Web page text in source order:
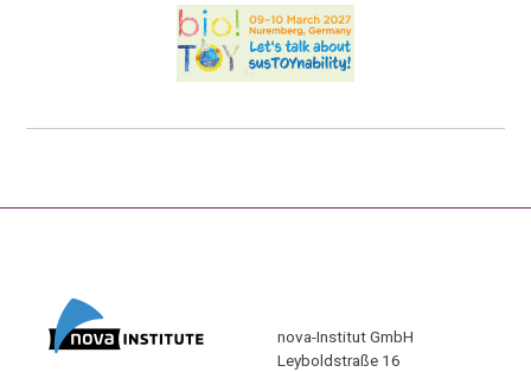
nova-Institut GmbH
Leyboldstraße 16